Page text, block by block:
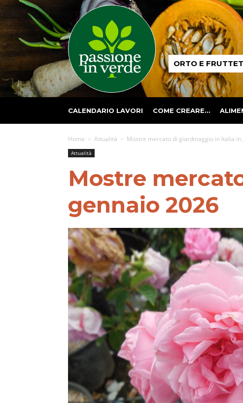
Passione
in ORTO E
CALENDARIO LAVORI COME CREARE…
Home Attualità Mostre mercato di giardinaggio in Italia in
Attualità
Mostre
gennaio 2026